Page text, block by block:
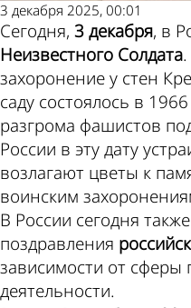
3 декабря 2025, 00:01
Сегодня, 3 декабря, в
Неизвестного Солдата
захоронение у стен
саду состоялось в
разгрома фашистов
России в эту дату
возлагают цветы к
воинским
В России сегодня
поздравления
зависимости от сферы
деятельности.